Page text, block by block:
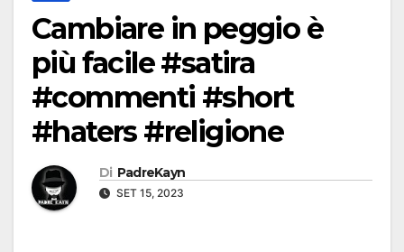
Cambiare in peggio è
più facile #satira
#commenti #short
#haters #religione
Di PadreKayn
SET 15, 2023